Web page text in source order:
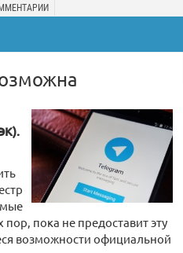
пока не предоставит эту
возможности официальной